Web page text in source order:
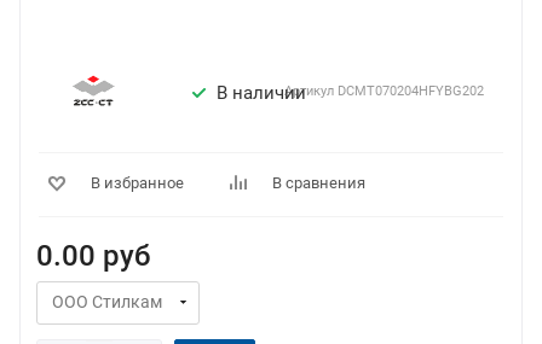
В наличииАртикул DCMT070204HFYBG202
В избранное В сравнения
0.00 руб